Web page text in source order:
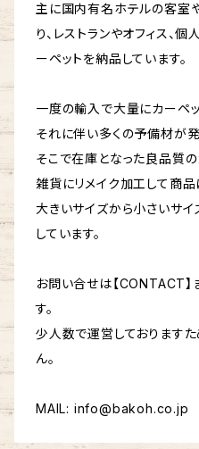
主に国内有名ホテルの客室
り、レストランやオフィス、
ーペットを納品しています。
一度の輸入で大量にカーペ
それに伴い多くの予備材が発
そこで在庫となった良品質
雑貨にリメイク加工して商品
大きいサイズから小さいサ
しています。
お問い合せは【CONTACT
す。
少人数で運営しております
ん。
MAIL: info@bakoh.co.jp